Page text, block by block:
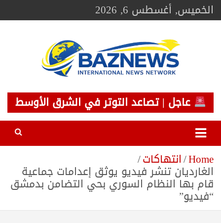
Skip
toالخميس, أغسطس 6, 2026
BAZNEWS
شبكة باز الإخبارية
عاجل | تصاعد التوتر في الشرق الأوسط
Home انتهاكات
الغارديان تنشر فيديو يوثق إعدامات جماعية
قام بها النظام السوري بحي التضامن بدمشق
“فيديو”